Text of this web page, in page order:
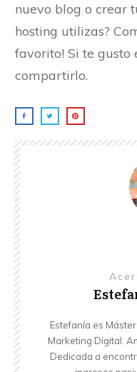
nuevo blog o crear
hosting utilizas?
favorito! Si te gusto
compartirlo.
Estefanía es
Marketing Digital.
Dedicada a